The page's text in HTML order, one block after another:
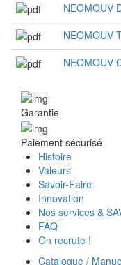
NEOMOUV
NEOMOUV
NEOMOUV
Garantie
Paiement sécurisé
Histoire
Valeurs
Savoir-Faire
Innovation
Nos services &
FAQ
On recrute !
Catalogue /